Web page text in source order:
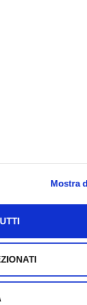
Mostra
[…]
scadenze
agricole per i
di cereali e